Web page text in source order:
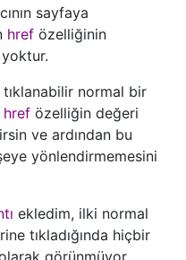
sayfaya
href özelliğinin
normal bir
href özelliğin değeri
ve ardından bu
yönlendirmemesini
ekledim, ilki normal
tıkladığında hiçbir
görünmüyor.